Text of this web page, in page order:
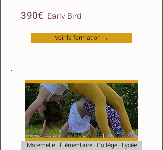
390€ Early Bird
Voir la formation →
Maternelle · Élémentaire · Collège · Lycée